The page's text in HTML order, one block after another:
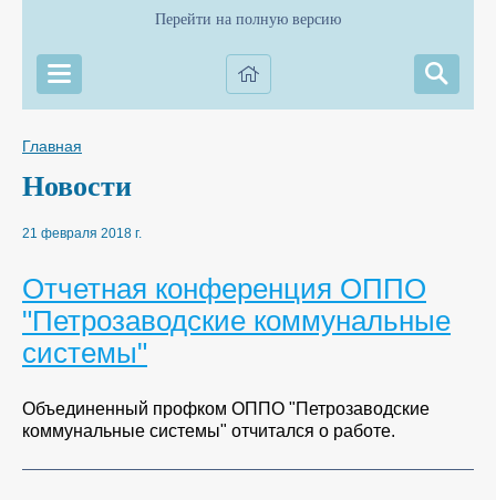
Перейти на полную версию
Главная
Новости
21 февраля 2018 г.
Отчетная конференция ОППО
"Петрозаводские коммунальные
системы"
Объединенный профком ОППО "Петрозаводские
коммунальные системы" отчитался о работе.